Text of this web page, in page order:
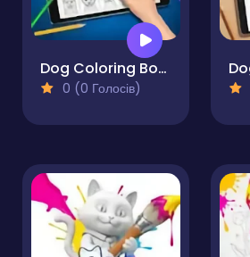
Dog Coloring Book for Adults
0 (0 Голосів)